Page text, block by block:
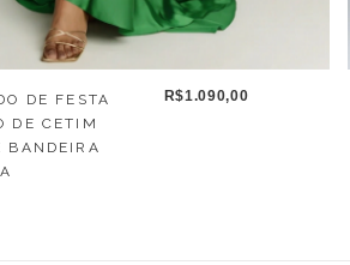
DE FESTA
DE CETIM
BANDEIRA
R$1.090,00